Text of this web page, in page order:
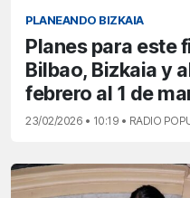
PLANEANDO BIZKAIA
Planes para este
Bilbao, Bizkaia y
febrero al 1 de
23/02/2026 • 10:19 • RADIO